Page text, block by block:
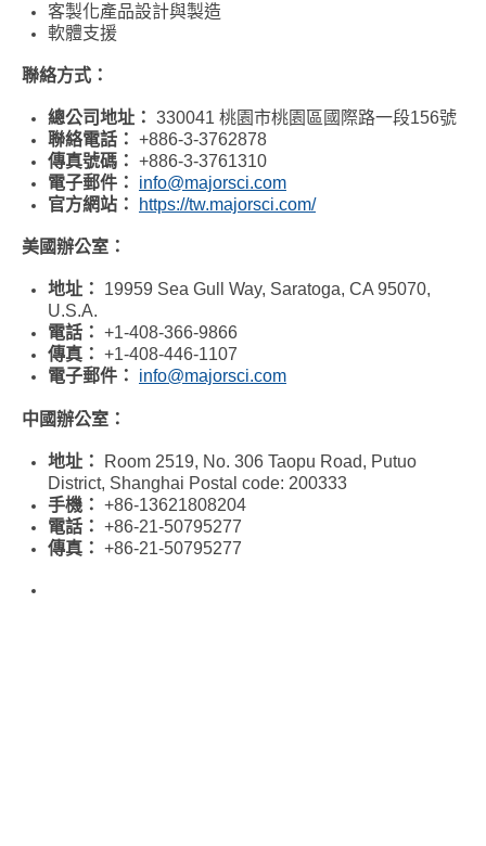
客製化產品設計與製造
軟體支援
聯絡方式：
總公司地址： 330041 桃園市桃園區國際路一段156號
聯絡電話： +886-3-3762878
傳真號碼： +886-3-3761310
電子郵件：
info@majorsci.com
官方網站：
https://tw.majorsci.com/
美國辦公室：
地址：
19959 Sea Gull Way, Saratoga, CA 95070,
U.S.A.
電話： +1-408-366-9866
傳真： +1-408-446-1107
電子郵件：
info@majorsci.com
中國辦公室：
地址：
Room 2519, No. 306 Taopu Road, Putuo
District, Shanghai Postal code: 200333
手機： +86-13621808204
電話： +86-21-50795277
傳真： +86-21-50795277